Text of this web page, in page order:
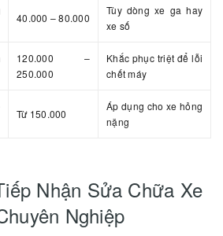
40.000 – 80.000
Tùy dòng xe ga hay
xe số
120.000 –
250.000
Khắc phục triệt để lỗi
chết máy
Từ 150.000
Áp dụng cho xe hỏng
nặng
Nhận Sửa Chữa Xe
Nghiệp